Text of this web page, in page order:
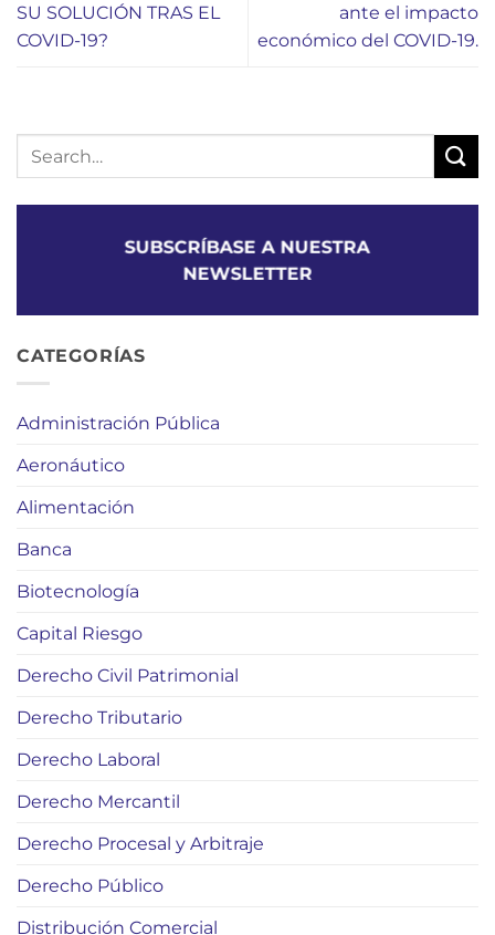
SU SOLUCIÓN TRAS EL
COVID-19?
ante el impacto
económico del COVID-19.
SUBSCRÍBASE A NUESTRA
NEWSLETTER
CATEGORÍAS
Administración Pública
Aeronáutico
Alimentación
Banca
Biotecnología
Capital Riesgo
Derecho Civil Patrimonial
Derecho Tributario
Derecho Laboral
Derecho Mercantil
Derecho Procesal y Arbitraje
Derecho Público
Distribución Comercial